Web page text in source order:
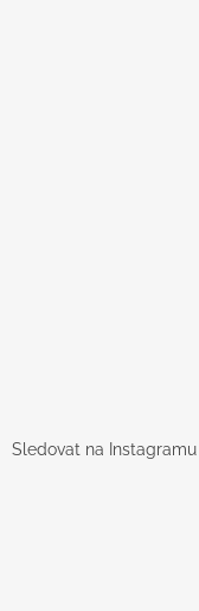
Sledovat na Instagramu